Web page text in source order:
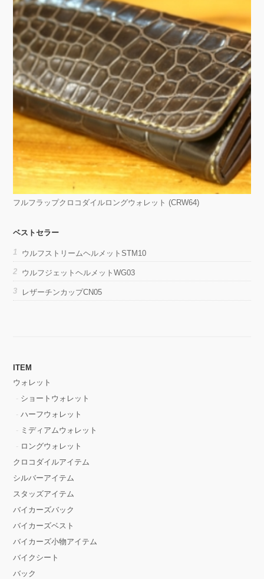
フルフラップクロコダイルロングウォレット (CRW64)
ベストセラー
ウルフストリームヘルメットSTM10
ウルフジェットヘルメットWG03
レザーチンカップCN05
ITEM
ウォレット
ショートウォレット
ハーフウォレット
ミディアムウォレット
ロングウォレット
クロコダイルアイテム
シルバーアイテム
スタッズアイテム
バイカーズバック
バイカーズベスト
バイカーズ小物アイテム
バイクシート
バック